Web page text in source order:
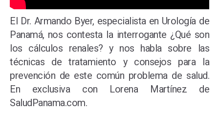
El Dr. Armando Byer, especialista en Urología de
Panamá, nos contesta la interrogante ¿Qué son
los cálculos renales? y nos habla sobre las
técnicas de tratamiento y consejos para la
prevención de este común problema de salud.
En exclusiva con Lorena Martínez de
SaludPanama.com.